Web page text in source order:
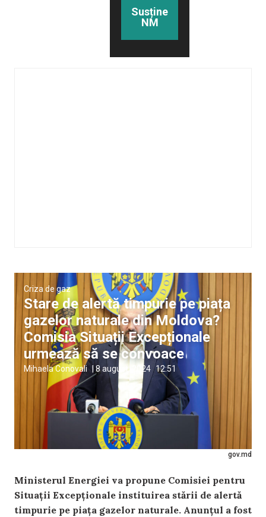
Susține
NM
gov.md
Criza de gaz
Stare de alertă timpurie pe piața
gazelor naturale din Moldova?
Comisia Situații Excepționale
urmează să se convoace
Mihaela Conovali 8 august, 2024 12:51
Ministerul Energiei va propune Comisiei pentru
Situații Excepționale instituirea stării de alertă
timpurie pe piața gazelor naturale. Anunțul a fost